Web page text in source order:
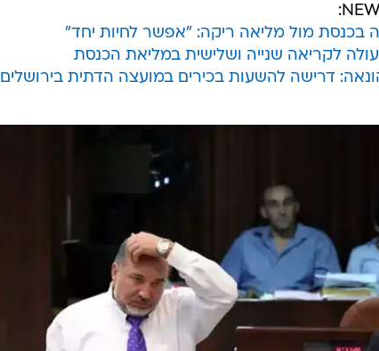
בכנסת מול מליאה ריקה: "אפשר לחיות יחד"
לקריאה שנייה ושלישית במליאת הכנסת
דרישה להשעות בכירים במועצה הדתית בירושלים